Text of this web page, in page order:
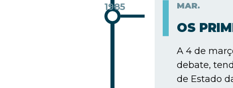
1985 MAR.
OS
A 4 de
debate,
de Estado